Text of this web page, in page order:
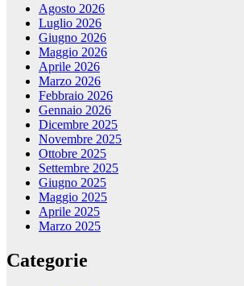
Agosto 2026
Luglio 2026
Giugno 2026
Maggio 2026
Aprile 2026
Marzo 2026
Febbraio 2026
Gennaio 2026
Dicembre 2025
Novembre 2025
Ottobre 2025
Settembre 2025
Giugno 2025
Maggio 2025
Aprile 2025
Marzo 2025
Categorie